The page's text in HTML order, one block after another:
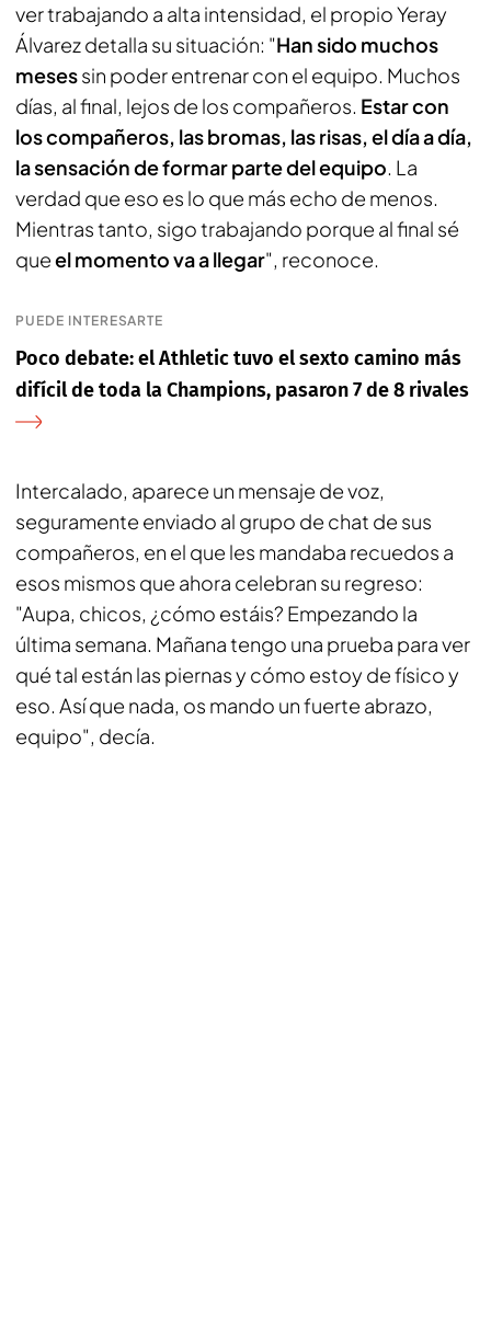
ver trabajando a alta intensidad, el propio Yeray
Álvarez detalla su situación: "Han sido muchos
mesessin poder entrenar con el equipo. Muchos
días, al final, lejos de los compañeros. Estar con
los compañeros, las bromas, las risas, el día a día,
la sensación de formar parte del equipo. La
verdad que eso es lo que más echo de menos.
Mientras tanto, sigo trabajando porque al final sé
queel momento va a llegar", reconoce.
PUEDE INTERESARTE
Poco debate: el Athletic tuvo el sexto camino más
difícil de toda la Champions, pasaron 7 de 8 rivales
Intercalado, aparece un mensaje de voz,
seguramente enviado al grupo de chat de sus
compañeros, en el que les mandaba recuedos a
esos mismos que ahora celebran su regreso:
"Aupa, chicos, ¿cómo estáis? Empezando la
última semana. Mañana tengo una prueba para ver
qué tal están las piernas y cómo estoy de físico y
eso. Así que nada, os mando un fuerte abrazo,
equipo", decía.